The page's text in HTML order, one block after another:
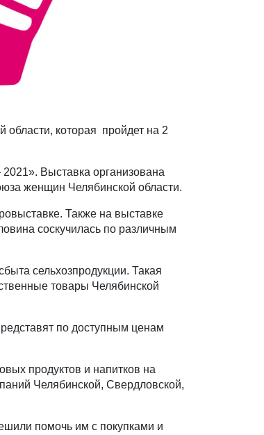
которая пройдет на 2
Выставка организована
женщин Челябинской области.
Также на выставке
соскучилась по различным
сельхозпродукции. Такая
товары Челябинской
по доступным ценам
продуктов и напитков на
Челябинской, Свердловской,
помочь им с покупками и